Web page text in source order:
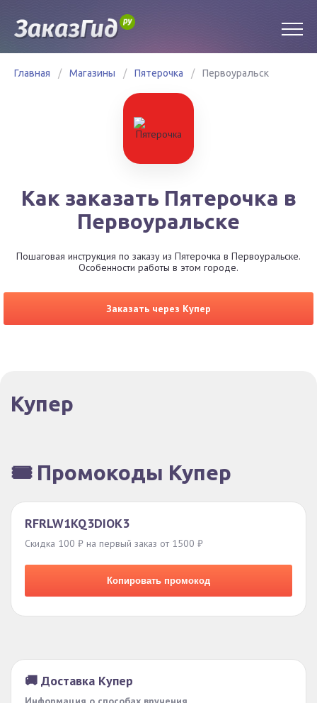
Главная / Магазины / Пятерочка / Первоуральск
Как заказать Пятерочка в
Первоуральске
Пошаговая инструкция по заказу из Пятерочка в Первоуральске.
Особенности работы в этом городе.
Заказать через Купер
Купер
🎟️ Промокоды Купер
RFRLW1KQ3DIOK3
Скидка 100 ₽ на первый заказ от 1500 ₽
Копировать промокод
🚚 Доставка Купер